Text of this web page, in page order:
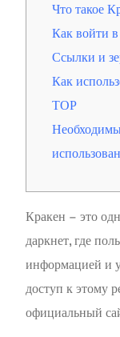
Что такое
Как войти
Ссылки и
Как
ТОР
Кракен – это
даркнет, где
информацией и
доступ к этому
официальный